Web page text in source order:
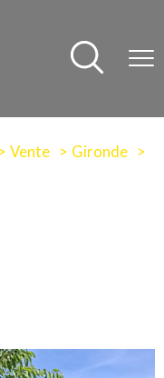
Vente
Gironde